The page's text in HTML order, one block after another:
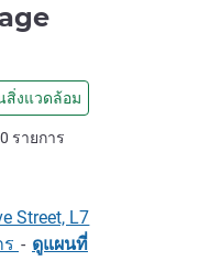
สิ่งแวดล้อม
ALL)
รายการ
Street, L7
- ดูแผนที่